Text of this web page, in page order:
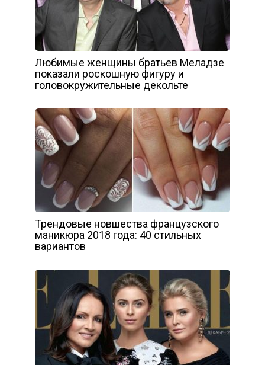
Любимые женщины братьев Меладзе
показали роскошную фигуру и
головокружительные декольте
Трендовые новшества французского
маникюра 2018 года: 40 стильных
вариантов